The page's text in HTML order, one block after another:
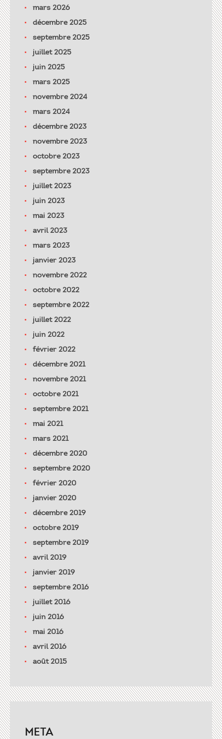
mars 2026
décembre 2025
septembre 2025
juillet 2025
juin 2025
mars 2025
novembre 2024
mars 2024
décembre 2023
novembre 2023
octobre 2023
septembre 2023
juillet 2023
juin 2023
mai 2023
avril 2023
mars 2023
janvier 2023
novembre 2022
octobre 2022
septembre 2022
juillet 2022
juin 2022
février 2022
décembre 2021
novembre 2021
octobre 2021
septembre 2021
mai 2021
mars 2021
décembre 2020
septembre 2020
février 2020
janvier 2020
décembre 2019
octobre 2019
septembre 2019
avril 2019
janvier 2019
septembre 2016
juillet 2016
juin 2016
mai 2016
avril 2016
août 2015
META